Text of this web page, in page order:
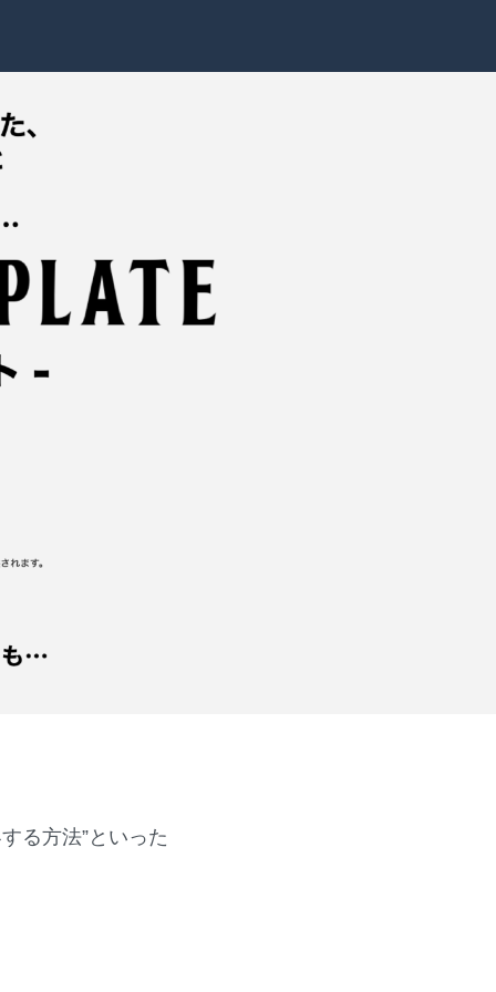
る方法”といった